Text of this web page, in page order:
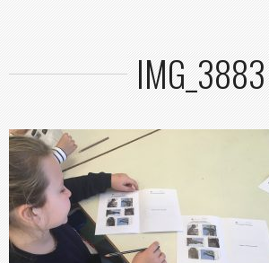
IMG_3883